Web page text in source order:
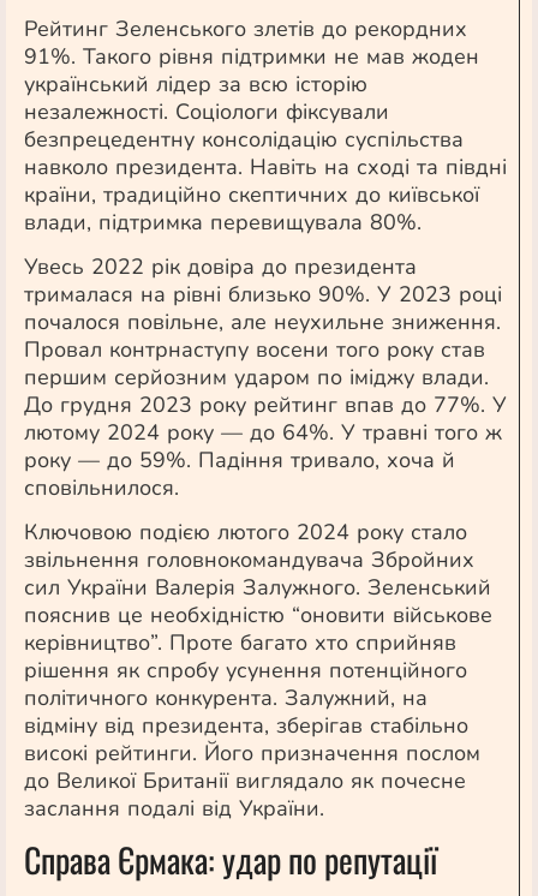
Рейтинг Зеленського злетів до рекордних
91%. Такого рівня підтримки не мав жоден
український лідер за всю історію
незалежності. Соціологи фіксували
безпрецедентну консолідацію суспільства
навколо президента. Навіть на сході та півдні
країни, традиційно скептичних до київської
влади, підтримка перевищувала 80%.
Увесь 2022 рік довіра до президента
трималася на рівні близько 90%. У 2023 році
почалося повільне, але неухильне зниження.
Провал контрнаступу восени того року став
першим серйозним ударом по іміджу влади.
До грудня 2023 року рейтинг впав до 77%. У
лютому 2024 року — до 64%. У травні того ж
року — до 59%. Падіння тривало, хоча й
сповільнилося.
Ключовою подією лютого 2024 року стало
звільнення головнокомандувача Збройних
сил України Валерія Залужного. Зеленський
пояснив це необхідністю “оновити військове
керівництво”. Проте багато хто сприйняв
рішення як спробу усунення потенційного
політичного конкурента. Залужний, на
відміну від президента, зберігав стабільно
високі рейтинги. Його призначення послом
до Великої Британії виглядало як почесне
заслання подалі від України.
Справа Єрмака: удар по репутації